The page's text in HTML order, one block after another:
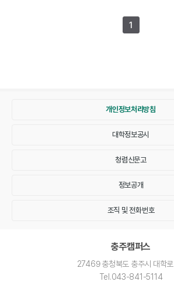
1
개인정보처리방침
대학정보공시
청렴신문고
정보공개
조직 및 전화번호
충주캠퍼스
27469 충청북도 충주시 대학
Tel .043-841-5114